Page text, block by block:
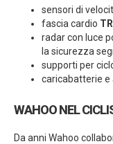
sensori di
fascia cardio
radar con luce
la sicurezza
supporti per
caricabatterie e
WAHOO NEL
Da anni Wahoo